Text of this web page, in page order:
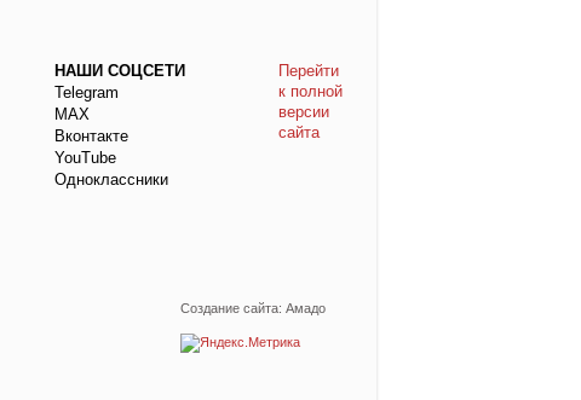
НАШИ СОЦСЕТИ
Telegram
МАХ
Вконтакте
YouTube
Одноклассники
Перейти
к полной
версии
сайта
Создание сайта: Амадо